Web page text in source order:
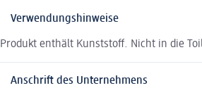
Verwendungshinweise
Produkt enthält Kunststoff. Nicht in die
Anschrift des Unternehmens